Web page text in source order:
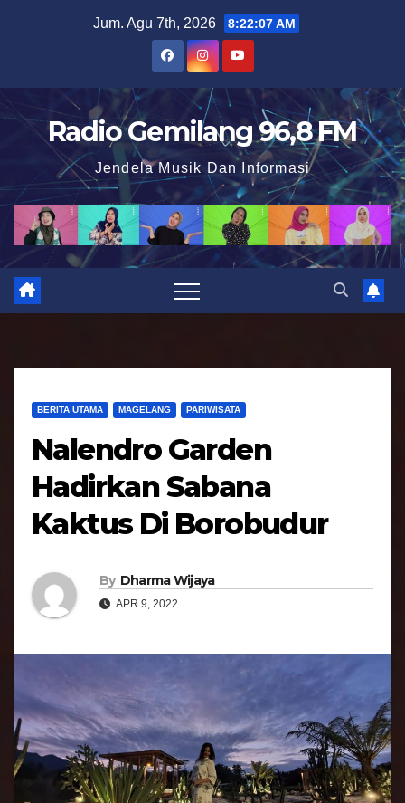
t
o
n
Jum. Agu 7th, 2026 8:22:08 AM
Radio Gemilang 96,8 FM
Jendela Musik Dan Informasi
BERITA UTAMA MAGELANG PARIWISATA
Nalendro Garden
Hadirkan Sabana
Kaktus Di Borobudur
By Dharma Wijaya
APR 9, 2022